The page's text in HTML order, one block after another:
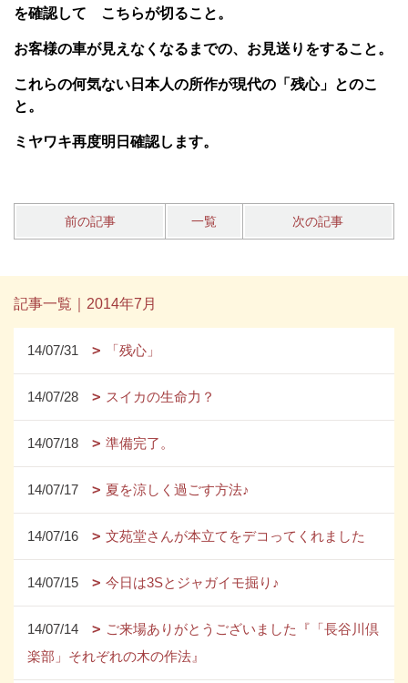
を確認して こちらが切ること。
お客様の車が見えなくなるまでの、お見送りをすること。
これらの何気ない日本人の所作が現代の「残心」とのこ
と。
ミヤワキ再度明日確認します。
前の記事 一覧 次の記事
記事一覧｜2014年7月
14/07/31 「残心」
14/07/28 スイカの生命力？
14/07/18 準備完了。
14/07/17 夏を涼しく過ごす方法♪
14/07/16 文苑堂さんが本立てをデコってくれました
14/07/15 今日は3Sとジャガイモ掘り♪
14/07/14
ご来場ありがとうございました『「長谷川倶
楽部」それぞれの木の作法』